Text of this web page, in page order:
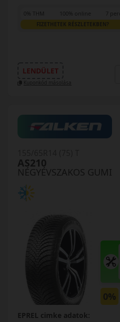
0% THM 100% online 7 perc
FIZETHETEK RÉSZLETEKBEN?
LENDÜLET
Kuponkód másolása
NÉGYÉVSZAKOS GUMI
AS210
0%
EPREL cimke adatok: